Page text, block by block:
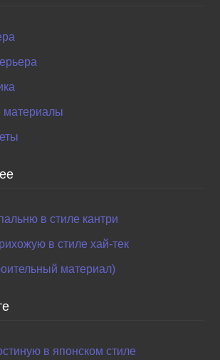
материалы
в стиле кантри
в стиле хай-тек
материал)
в японском стиле